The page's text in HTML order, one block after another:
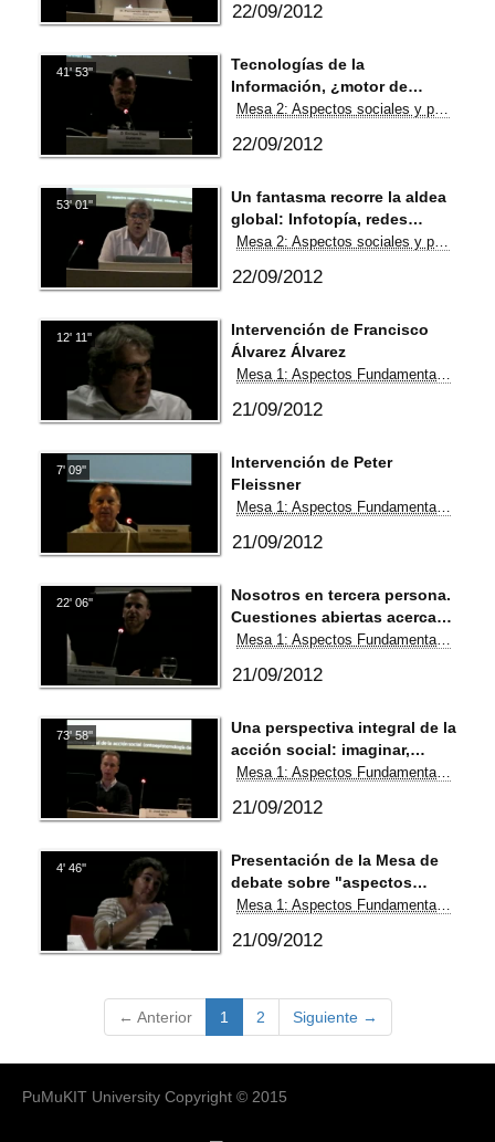
22/09/2012
41' 53''
Tecnologías de la
Información, ¿motor de
participación o de
22/09/2012
53' 01''
Un fantasma recorre la aldea
global: Infotopía, redes
sociales y gobierno abierto
22/09/2012
12' 11''
Intervención de Francisco
Álvarez Álvarez
21/09/2012
7' 09''
Intervención de Peter
Fleissner
21/09/2012
22' 06''
Nosotros en tercera persona.
Cuestiones abiertas acerca
de la humanidad como
21/09/2012
73' 58''
Una perspectiva integral de la
acción social: imaginar,
valorar, elegir.
redes
21/09/2012
4' 46''
Presentación de la Mesa de
debate sobre "aspectos
fundamentales de las redes"
21/09/2012
← Anterior 1 (current)
2 Siguiente →
PuMuKIT University Copyright © 2015